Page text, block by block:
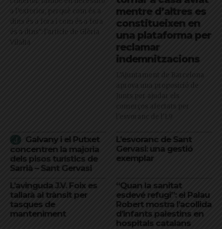
a l’exterior, perquè com és a
dins és a fora i com és a fora
és a dins": l'article de Glòria
Vilalta
mentre d’altres es
constitueixen en
una plataforma per
reclamar
indemnitzacions
L’Ajuntament de Barcelona
aprova una proposició de
Junts per ajudar els
comerços afectats per
l'esvoranc de l'L9
Galvany i el Putxet
concentren la majoria
dels pisos turístics de
Sarrià – Sant Gervasi
L’esvoranc de Sant
Gervasi: una gestió
exemplar
L’avinguda J.V. Foix es
tallarà al trànsit per
tasques de
manteniment
“Quan la sanitat
esdevé refugi”: el Palau
Robert mostra l’acollida
d’infants palestins en
hospitals catalans